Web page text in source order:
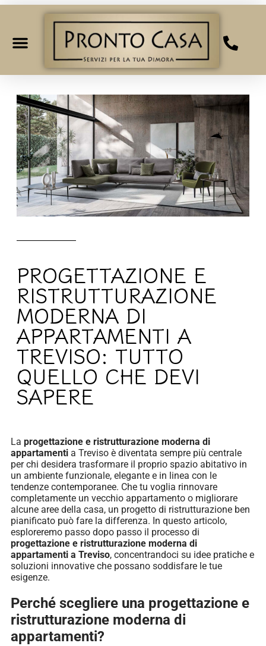
PROGETTAZIONE E
RISTRUTTURAZIONE
MODERNA DI
APPARTAMENTI A
TREVISO: TUTTO
QUELLO CHE DEVI
SAPERE
La progettazione e ristrutturazione moderna di
appartamenti a Treviso è diventata sempre più centrale
per chi desidera trasformare il proprio spazio abitativo in
un ambiente funzionale, elegante e in linea con le
tendenze contemporanee. Che tu voglia rinnovare
completamente un vecchio appartamento o migliorare
alcune aree della casa, un progetto di ristrutturazione ben
pianificato può fare la differenza. In questo articolo,
esploreremo passo dopo passo il processo di
progettazione e ristrutturazione moderna di
appartamenti a Treviso, concentrandoci su idee pratiche e
soluzioni innovative che possano soddisfare le tue
esigenze.
Perché scegliere una progettazione e
ristrutturazione moderna di
appartamenti?